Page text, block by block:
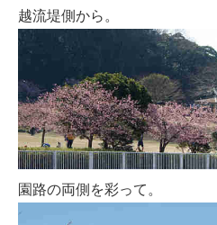
越流堤側から。
園路の両側を彩って。